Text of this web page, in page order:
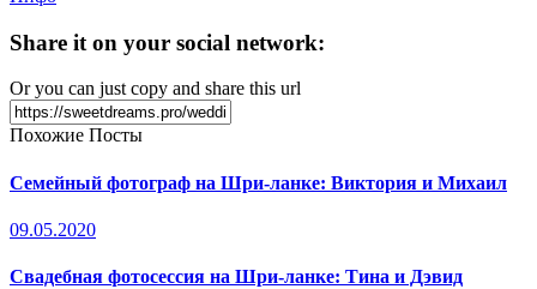
Share it on your social network:
Or you can just copy and share this url
Похожие Посты
Семейный фотограф на Шри-ланке: Виктория и Михаил
09.05.2020
Свадебная фотосессия на Шри-ланке: Тина и Дэвид